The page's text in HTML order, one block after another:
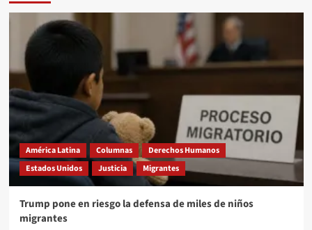
América Latina Columnas
Derechos Humanos
Estados Unidos
Justicia Migrantes
Trump pone en riesgo la defensa de miles de niños
migrantes